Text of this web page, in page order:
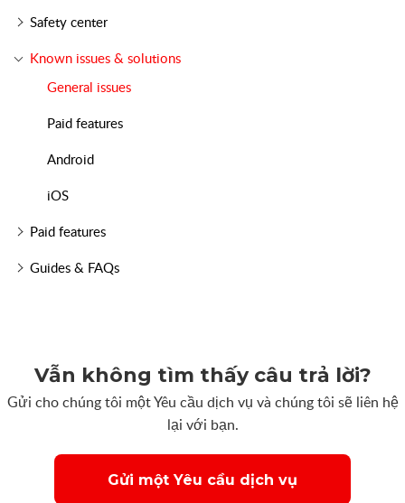
Safety center
Known issues & solutions
General issues
Paid features
Android
iOS
Paid features
Guides & FAQs
Vẫn không tìm thấy câu trả lời?
Gửi cho chúng tôi một Yêu cầu dịch vụ và chúng tôi sẽ liên hệ
lại với bạn.
Gửi một Yêu cầu dịch vụ